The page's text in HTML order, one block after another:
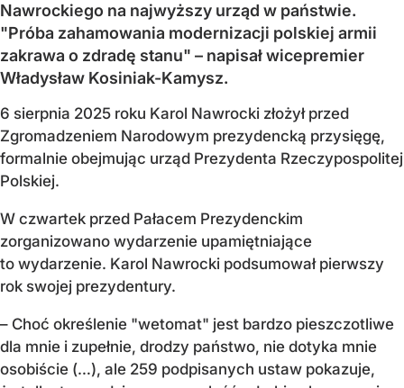
Nawrockiego na najwyższy urząd w państwie.
"Próba zahamowania modernizacji polskiej armii
zakrawa o zdradę stanu" – napisał wicepremier
Władysław Kosiniak-Kamysz.
6 sierpnia 2025 roku Karol Nawrocki złożył przed
Zgromadzeniem Narodowym prezydencką przysięgę,
formalnie obejmując urząd Prezydenta Rzeczypospolitej
Polskiej.
W czwartek przed Pałacem Prezydenckim
zorganizowano wydarzenie upamiętniające
to wydarzenie. Karol Nawrocki podsumował pierwszy
rok swojej prezydentury.
– Choć określenie "wetomat" jest bardzo pieszczotliwe
dla mnie i zupełnie, drodzy państwo, nie dotyka mnie
osobiście (…), ale 259 podpisanych ustaw pokazuje,